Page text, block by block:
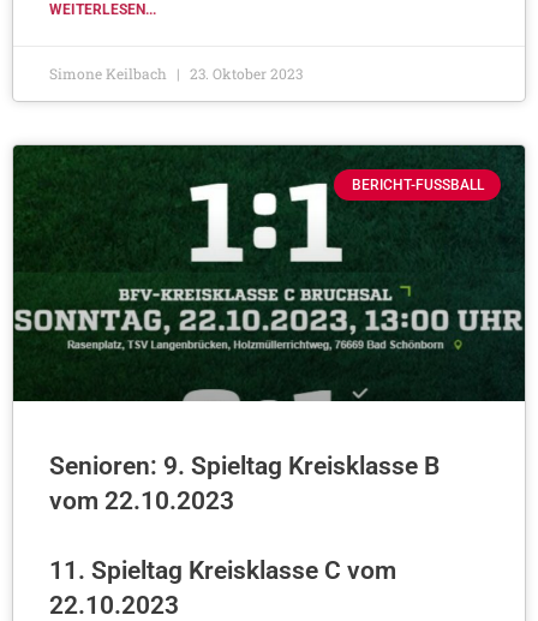
WEITERLESEN...
Simone Keilbach 23. Oktober 2023
BERICHT-FUSSBALL
Senioren: 9. Spieltag Kreisklasse B
vom 22.10.2023
11. Spieltag Kreisklasse C vom
22.10.2023